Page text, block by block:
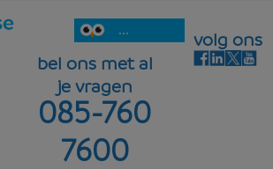
...
bel ons met al
je vragen
085-760
7600
volg ons